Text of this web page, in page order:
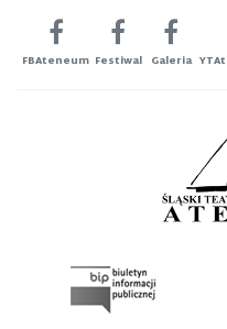
FBAteneum Festiwal Galeria